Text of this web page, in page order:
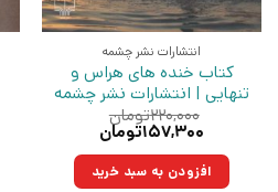
انتشارات نشر چشمه
کتاب خنده های هراس و
تنهایی | انتشارات نشر چشمه
۲۲۰,۰۰۰تومان
قیمت
۲۲۰,۰۰۰تومان
بود.
۱۵۷,۳۰۰تومان
۱۵۷,۳۰۰تومان.افزودن به سبد خرید